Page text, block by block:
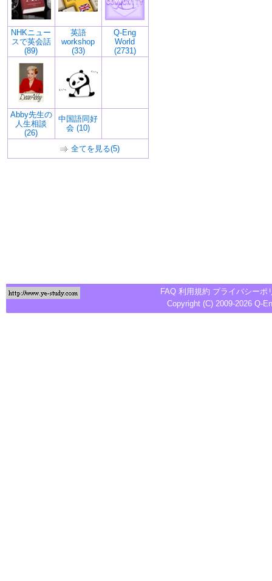
NHKニュー
スで英会話
(89)
英語
workshop
(33)
Q-Eng
World
(2731)
Abby先生の
人生相談
(26)
中国語同好
会 (10)
全てを見る(5)
FAQ 利用規約 プライバシーポ
Copyright (C) 2009-2026 Q-